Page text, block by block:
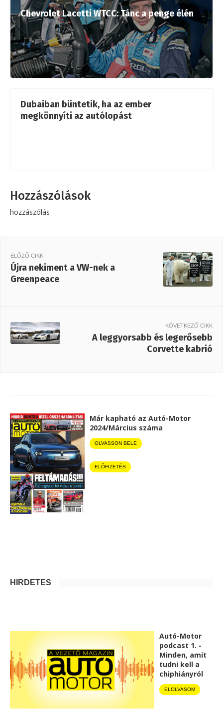
Chevrolet Lacetti WTCC: Tánc a penge élén
Dubaiban büntetik, ha az ember
megkönnyíti az autólopást
Hozzászólások
hozzászólás
ELŐZŐ CIKK
Újra nekiment a VW-nek a
Greenpeace
KÖVETKEZŐ CIKK
A leggyorsabb és legerősebb
Corvette kabrió
Már kapható az Autó-Motor
2024/Március száma
OLVASSON BELE
ELŐFIZETÉS
HIRDETÉS
Autó-Motor
podcast 1. -
Minden, amit
tudni kell a
chiphiányról
ELOLVASOM